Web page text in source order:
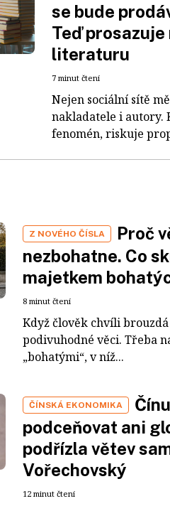
se bude
Teď
literaturu
7 minut čtení
Nejen sociální sítě
nakladatele i autory.
fenomén, riskuje
Z NOVÉHO ČÍSLA
Proč
nezbohatne. Co
majetkem
8 minut čtení
Když člověk chvíli
podivuhodné věci. Třeba
„bohatými“, v níž...
ČÍNSKÁ EKONOMIKA
podceňovat ani
podřízla větev
Vořechovský
12 minut čtení